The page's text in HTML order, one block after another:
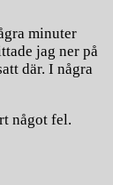
minuter
jag ner på
där. I några
något fel.